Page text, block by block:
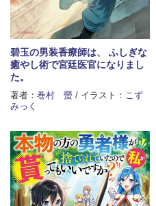
碧玉の男装香療師は、 ふしぎな
癒やし術で宮廷医官になりまし
た。
著者： 巻村 螢 / イラスト： こず
みっく